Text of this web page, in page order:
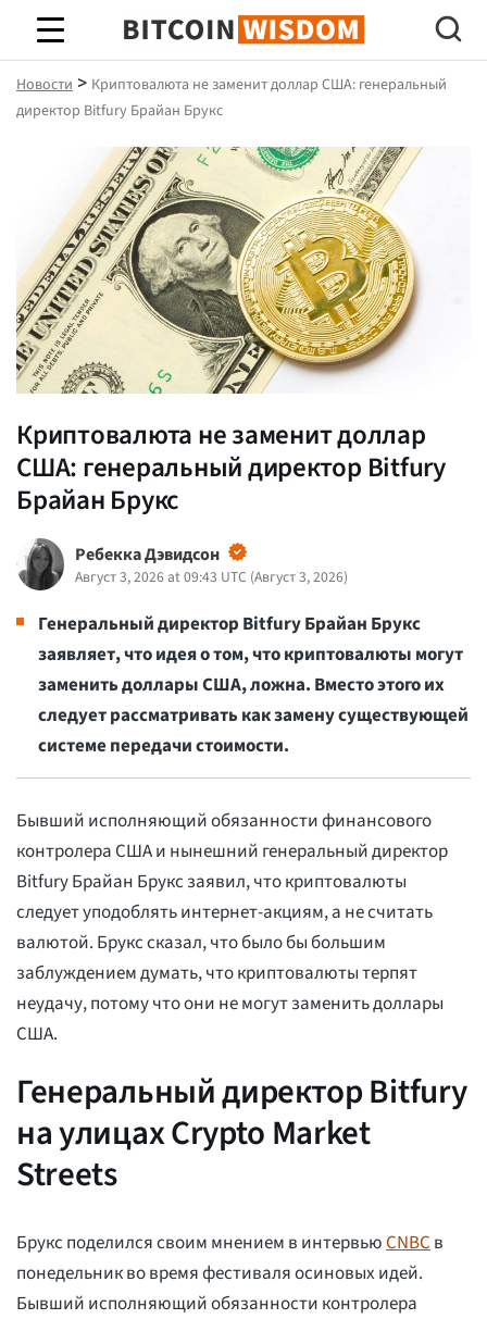
Биткойн Мудрость
Новости > Криптовалюта не заменит доллар США: генеральный
директор Bitfury Брайан Брукс
Криптовалюта не заменит доллар
США: генеральный директор Bitfury
Брайан Брукс
Ребекка Дэвидсон
Август 3, 2026 at 09:43 UTC (Август 3, 2026)
Генеральный директор Bitfury Брайан Брукс
заявляет, что идея о том, что криптовалюты могут
заменить доллары США, ложна. Вместо этого их
следует рассматривать как замену существующей
системе передачи стоимости.
Бывший исполняющий обязанности финансового
контролера США и нынешний генеральный директор
Bitfury Брайан Брукс заявил, что криптовалюты
следует уподоблять интернет-акциям, а не считать
валютой. Брукс сказал, что было бы большим
заблуждением думать, что криптовалюты терпят
неудачу, потому что они не могут заменить доллары
США.
Генеральный директор Bitfury
на улицах Crypto Market
Streets
Брукс поделился своим мнением в интервьюCNBCв
понедельник во время фестиваля осиновых идей.
Бывший исполняющий обязанности контролера